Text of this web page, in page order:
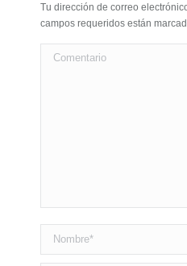
Tu dirección de correo
campos requeridos están
Comentario
Nombre *